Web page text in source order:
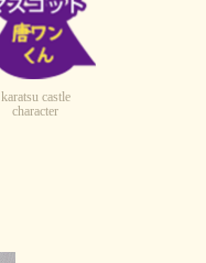
karatsu castle
character